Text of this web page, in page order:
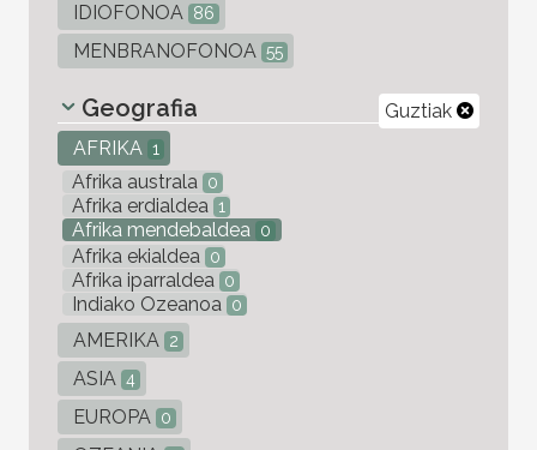
IDIOFONOA 86
MENBRANOFONOA 55
Guztiak
Geografia
AFRIKA 1
Afrika australa 0
Afrika erdialdea 1
Afrika mendebaldea 0
Afrika ekialdea 0
Afrika iparraldea 0
Indiako Ozeanoa 0
AMERIKA 2
ASIA 4
EUROPA 0